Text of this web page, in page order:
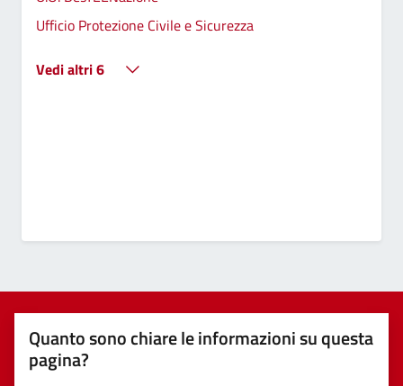
Ufficio Protezione Civile e Sicurezza
Vedi altri 6
Quanto sono chiare le informazioni su questa
pagina?